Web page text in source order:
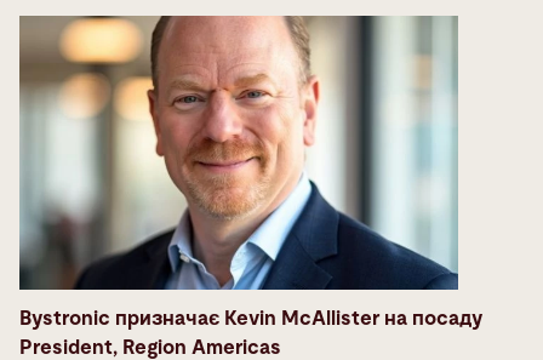
Bystronic призначає Kevin McAllister на посаду
President, Region Americas